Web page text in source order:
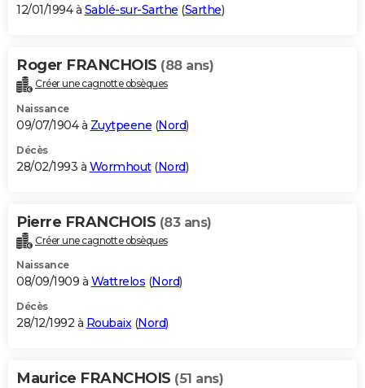
12/01/1994 à Sablé-sur-Sarthe (Sarthe)
Roger FRANCHOIS (88 ans)
Créer une cagnotte obsèques
Naissance
09/07/1904 à Zuytpeene (Nord)
Décès
28/02/1993 à Wormhout(Nord)
Pierre FRANCHOIS (83 ans)
Créer une cagnotte obsèques
Naissance
08/09/1909 à Wattrelos (Nord)
Décès
28/12/1992 à Roubaix(Nord)
Maurice FRANCHOIS (51 ans)